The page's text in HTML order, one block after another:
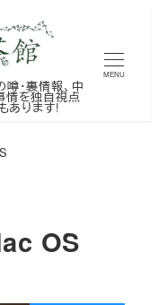
・裏情報、中
情を独自視点
あります!
MENU
OS